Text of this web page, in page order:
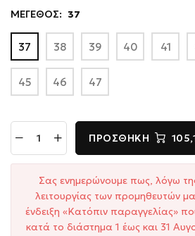
ΜΕΓΕΘΟΣ: 37
37 38 39 40 41
45 46 47
ΠΡΟΣΘΉΚΗ
Σας ενημερώνουμε πως, λόγω
λειτουργίας των προμηθευτών
ένδειξη «Κατόπιν παραγγελίας»
κατά το διάστημα 1 έως και 31